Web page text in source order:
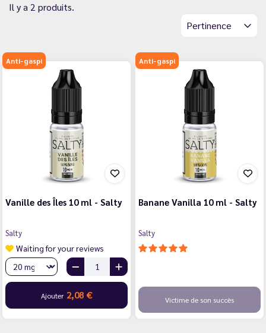
Il y a 2 produits.
Pertinence
Anti-gaspi
Vanille des Îles 10 ml - Salty
Salty
Waiting for your reviews
Ajouter 2,08 €
Anti-gaspi
Banane Vanilla 10 ml - Salty
Salty
Victime de son succès